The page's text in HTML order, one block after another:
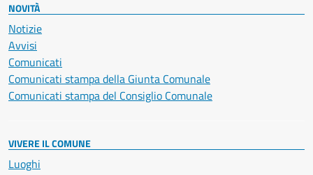
NOVITÀ
Notizie
Avvisi
Comunicati
Comunicati stampa della Giunta Comunale
Comunicati stampa del Consiglio Comunale
VIVERE IL COMUNE
Luoghi